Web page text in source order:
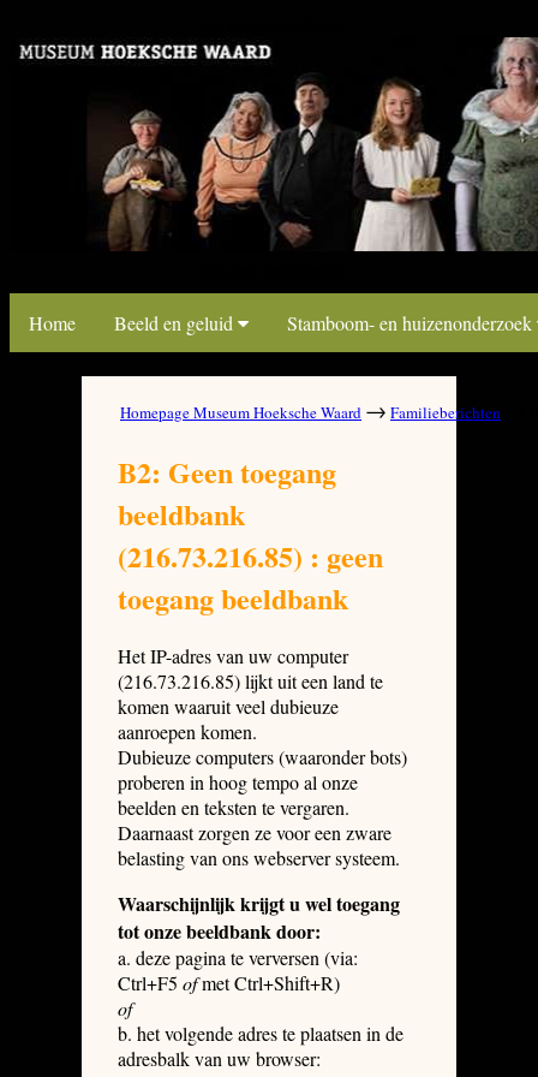
Home Beeld en geluid Stamboom- en huizenonderzoek
Homepage Museum Hoeksche Waard → Familieberichten
B2: Geen toegang
beeldbank
(216.73.216.85) : geen
toegang beeldbank
Het IP-adres van uw computer
(216.73.216.85) lijkt uit een land te
komen waaruit veel dubieuze
aanroepen komen.
Dubieuze computers (waaronder bots)
proberen in hoog tempo al onze
beelden en teksten te vergaren.
Daarnaast zorgen ze voor een zware
belasting van ons webserver systeem.
Waarschijnlijk krijgt u wel toegang
tot onze beeldbank door:
a. deze pagina te verversen (via:
Ctrl+F5 ofmet Ctrl+Shift+R)
of
b. het volgende adres te plaatsen in de
adresbalk van uw browser: